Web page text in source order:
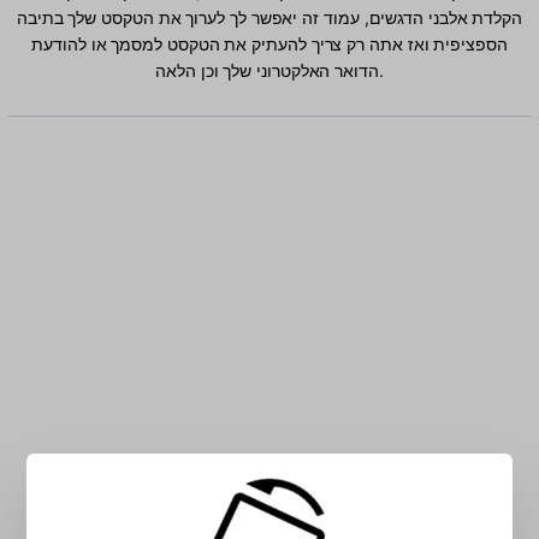
הקלדת אלבני הדגשים, עמוד זה יאפשר לך לערוך את הטקסט שלך בתיבה
הספציפית ואז אתה רק צריך להעתיק את הטקסט למסמך או להודעת
הדואר האלקטרוני שלך וכן הלאה.